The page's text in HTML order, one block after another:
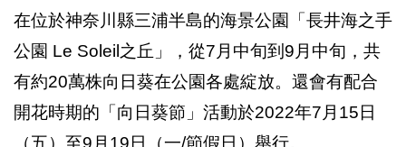
在位於神奈川縣三浦半島的海景公園「長井海之手
公園 Le Soleil之丘」，從7月中旬到9月中旬，共
有約20萬株向日葵在公園各處綻放。還會有配合
開花時期的「向日葵節」活動於2022年7月15日
（五）至9月19日（一/節假日）舉行。